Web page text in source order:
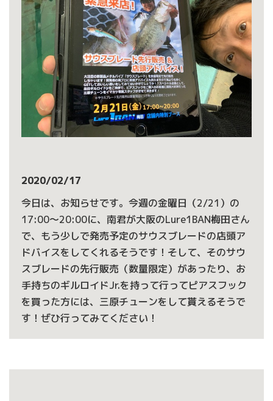
2020/02/17
今日は、お知らせです。今週の金曜日（2/21）の
17:00〜20:00に、南君が大阪のLure1BAN梅田さん
で、もう少しで発売予定のサウスブレードの店頭ア
ドバイスをしてくれるそうです！そして、そのサウ
スブレードの先行販売（数量限定）があったり、お
手持ちのギルロイドJr.を持って行ってピアスフック
を買った方には、三原チューンをして貰えるそうで
す！ぜひ行ってみてください！